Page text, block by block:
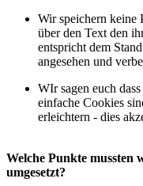
Wir speichern keine
über den Text den
entspricht dem
angesehen und
WIr sagen euch
einfache Cookies
erleichtern - dies
Welche Punkte mussten
umgesetzt?